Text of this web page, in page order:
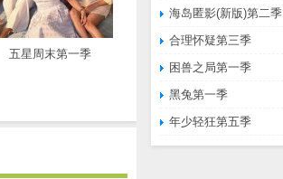
海岛匿影(新版)第二季
合理怀疑第三季
困兽之局第一季
黑兔第一季
年少轻狂第五季
五星周末第一季